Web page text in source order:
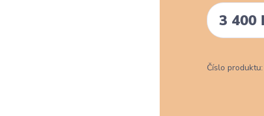
3 400
Číslo produktu: